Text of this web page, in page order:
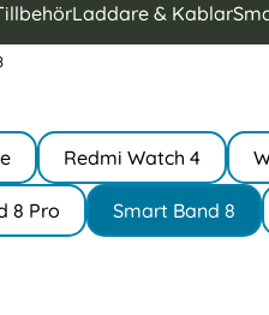
Laddare & Kablar
Redmi Watch 4
8 Pro Smart Band 8